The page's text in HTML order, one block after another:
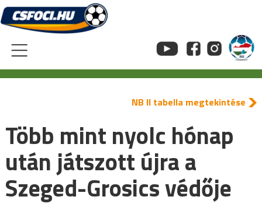
Skip
to
content
NB II tabella megtekintése
Több mint nyolc hónap
után játszott újra a
Szeged-Grosics védője